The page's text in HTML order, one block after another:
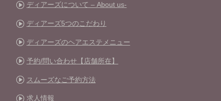
ディアーズについて – About us-
ディアーズ5つのこだわり
ディアーズのヘアエステメニュー
予約/問い合わせ【店舗所在】
スムーズなご予約方法
求人情報